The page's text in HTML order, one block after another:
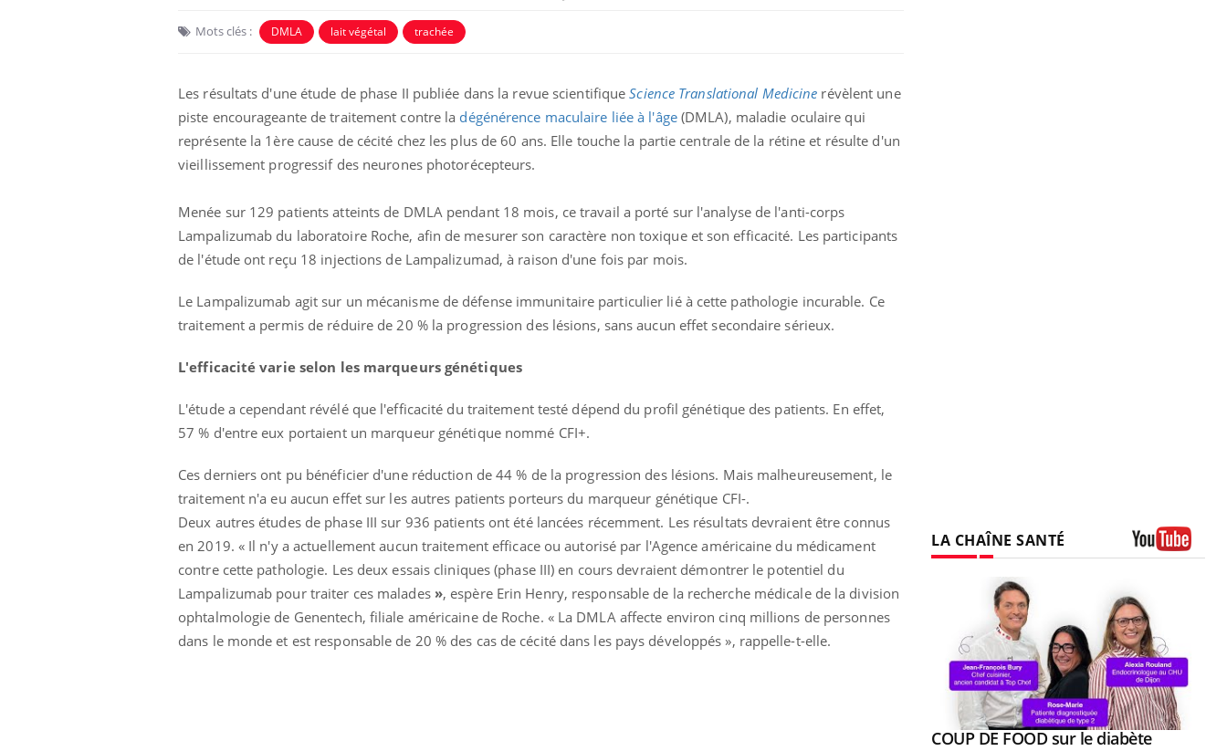
Mots clés : DMLA lait végétal trachée
Les résultats d'une étude de phase II publiée dans la revue scientifiqueScience Translational Medicine révèlent une
piste encourageante de traitement contre la dégénérence maculaire liée à l'âge(DMLA), maladie oculaire qui
représente la 1ère cause de cécité chez les plus de 60 ans. Elle touche la partie centrale de la rétine et résulte d'un
vieillissement progressif des neurones photorécepteurs.
Menée sur 129 patients atteints de DMLA pendant 18 mois, ce travail a porté sur l'analyse de l'anti-corps
Lampalizumab du laboratoire Roche, afin de mesurer son caractère non toxique et son efficacité. Les participants
de l'étude ont reçu 18 injections de Lampalizumad, à raison d'une fois par mois.
Le Lampalizumab agit sur un mécanisme de défense immunitaire particulier lié à cette pathologie incurable. Ce
traitement a permis de réduire de 20 % la progression des lésions, sans aucun effet secondaire sérieux.
L'efficacité varie selon les marqueurs génétiques
L'étude a cependant révélé que l'efficacité du traitement testé dépend du profil génétique des patients. En effet,
57 % d'entre eux portaient un marqueur génétique nommé CFI+.
Ces derniers ont pu bénéficier d'une réduction de 44 % de la progression des lésions. Mais malheureusement, le
traitement n'a eu aucun effet sur les autres patients porteurs du marqueur génétique CFI-.
Deux autres études de phase III sur 936 patients ont été lancées récemment. Les résultats devraient être connus
en 2019. « Il n'y a actuellement aucun traitement efficace ou autorisé par l'Agence américaine du médicament
contre cette pathologie. Les deux essais cliniques (phase III) en cours devraient démontrer le potentiel du
Lampalizumab pour traiter ces malades », espère Erin Henry, responsable de la recherche médicale de la division
ophtalmologie de Genentech, filiale américaine de Roche. « La DMLA affecte environ cinq millions de personnes
dans le monde et est responsable de 20 % des cas de cécité dans les pays développés », rappelle-t-elle.
LA CHAÎNE SANTÉ
Youtube
COUP DE FOOD sur le diabèteYoutube